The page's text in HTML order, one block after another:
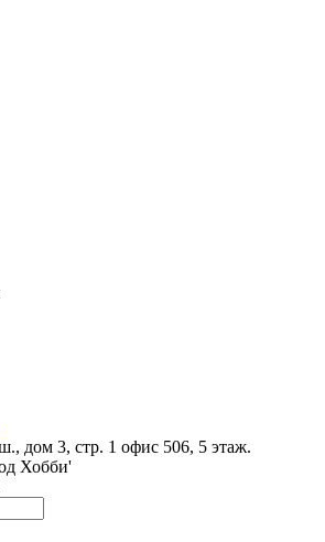
дом 3, стр. 1 офис 506, 5 этаж.
Хобби'